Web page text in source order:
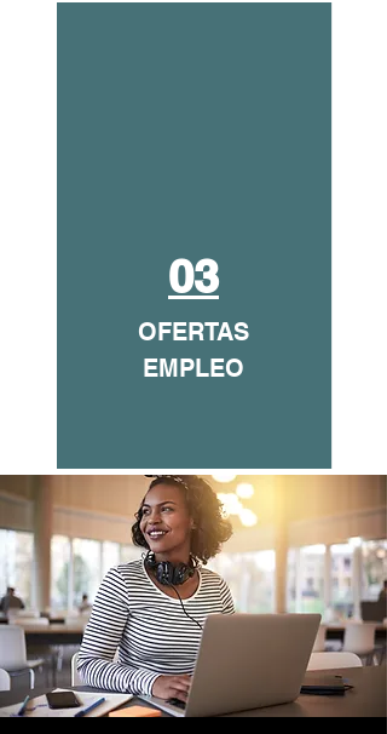
03
OFERTAS
EMPLEO